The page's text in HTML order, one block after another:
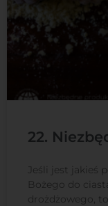
22.
Jeśli jest jakieś
Bożego do
drożdżowego,